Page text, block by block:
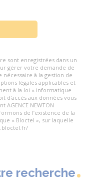
sont enregistrées dans un
gérer votre demande de
à la gestion de
légales applicables et
à la loi « informatique
d'accès aux données vous
NEWTON
de l’existence de la
« Bloctel », sur laquelle
recherche